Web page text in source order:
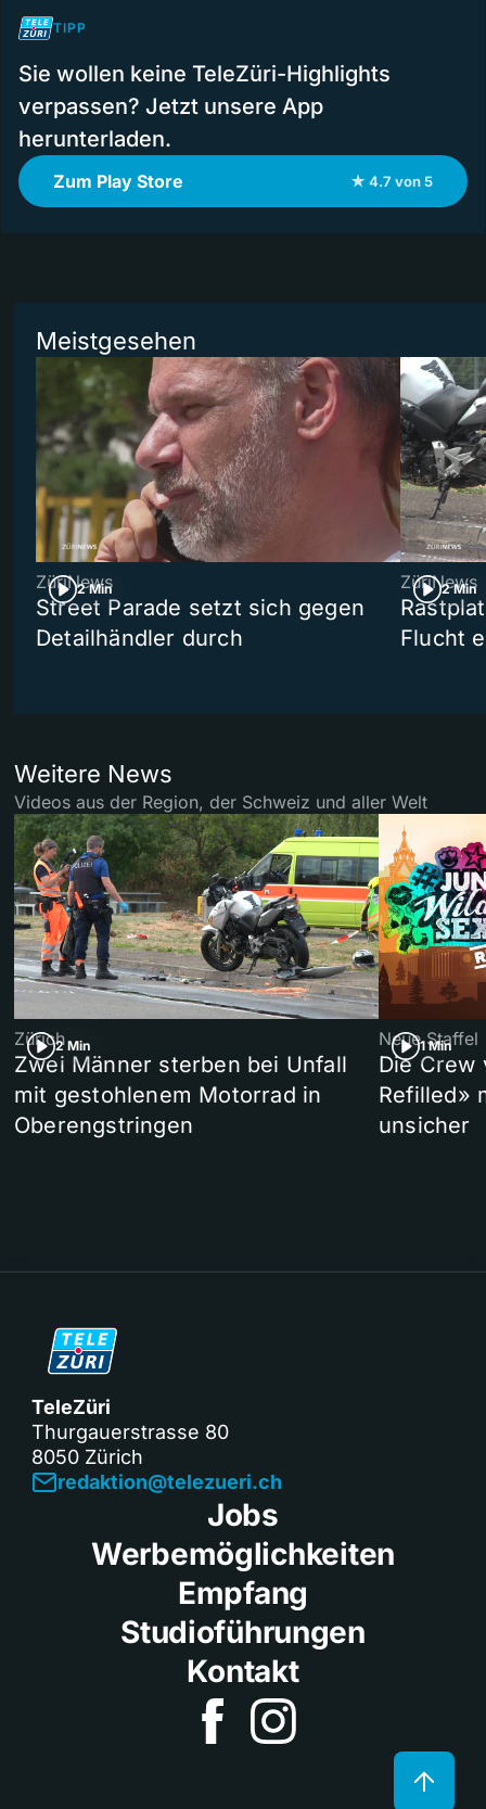
TIPP
Sie wollen keine TeleZüri-Highlights
verpassen? Jetzt unsere App
herunterladen.
Zum Play Store ★ 4.7 von 5
Meistgesehen
2 Min
ZüriNews
Street Parade setzt sich gegen
Detailhändler durch
2 Min
ZüriNews
Flucht
Weitere News
Videos aus der Region, der Schweiz und aller Welt
2 Min
Zürich
Zwei Männer sterben bei Unfall
mit gestohlenem Motorrad in
Oberengstringen
1 Min
Neue Staffel
Die Crew
Refilled»
unsicher
TeleZüri
Thurgauerstrasse 80
8050 Zürich
redaktion@telezueri.ch
Jobs
Werbemöglichkeiten
Empfang
Studioführungen
Kontakt